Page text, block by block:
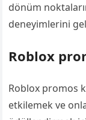
dönüm
deneyimlerini
Roblox
Roblox promos
etkilemek ve